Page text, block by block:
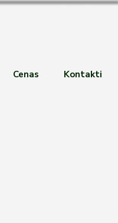
Cenas Kontakti